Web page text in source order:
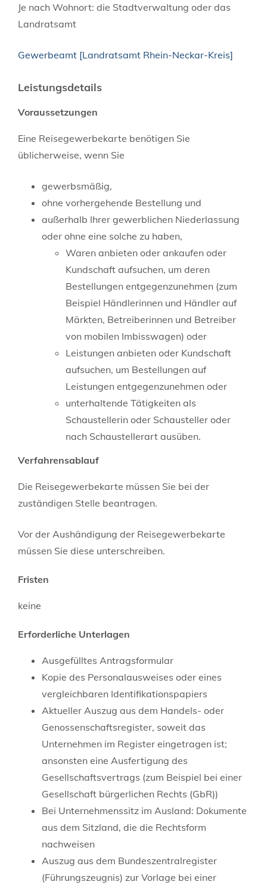
Je nach Wohnort: die Stadtverwaltung oder das
Landratsamt
Gewerbeamt [Landratsamt Rhein-Neckar-Kreis]
Leistungsdetails
Voraussetzungen
Eine Reisegewerbekarte benötigen Sie
üblicherweise, wenn Sie
gewerbsmäßig,
ohne vorhergehende Bestellung und
außerhalb Ihrer gewerblichen Niederlassung
oder ohne eine solche zu haben,
Waren anbieten oder ankaufen oder
Kundschaft aufsuchen, um deren
Bestellungen entgegenzunehmen (zum
Beispiel Händlerinnen und Händler auf
Märkten, Betreiberinnen und Betreiber
von mobilen Imbisswagen) oder
Leistungen anbieten oder Kundschaft
aufsuchen, um Bestellungen auf
Leistungen entgegenzunehmen oder
unterhaltende Tätigkeiten als
Schaustellerin oder Schausteller oder
nach Schaustellerart ausüben.
Verfahrensablauf
Die Reisegewerbekarte müssen Sie bei der
zuständigen Stelle beantragen.
Vor der Aushändigung der Reisegewerbekarte
müssen Sie diese unterschreiben.
Fristen
keine
Erforderliche Unterlagen
Ausgefülltes Antragsformular
Kopie des Personalausweises oder eines
vergleichbaren Identifikationspapiers
Aktueller Auszug aus dem Handels- oder
Genossenschaftsregister, soweit das
Unternehmen im Register eingetragen ist;
ansonsten eine Ausfertigung des
Gesellschaftsvertrags (zum Beispiel bei einer
Gesellschaft bürgerlichen Rechts (GbR))
Bei Unternehmenssitz im Ausland: Dokumente
aus dem Sitzland, die die Rechtsform
nachweisen
Auszug aus dem Bundeszentralregister
(Führungszeugnis) zur Vorlage bei einer